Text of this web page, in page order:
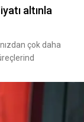
altınla
çok daha